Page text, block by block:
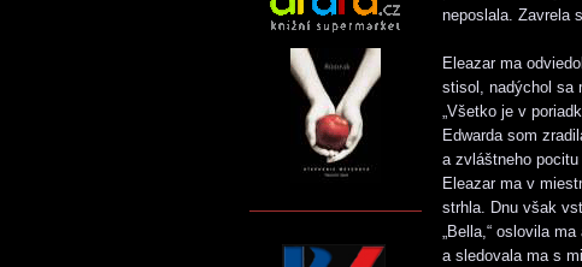
neposlala. Zavrela
Eleazar ma
stisol, nadýchol sa
„Všetko je v
Edwarda som
a zvláštneho
Eleazar ma v
strhla. Dnu však
„Bella,“ oslovila
a sledovala ma s